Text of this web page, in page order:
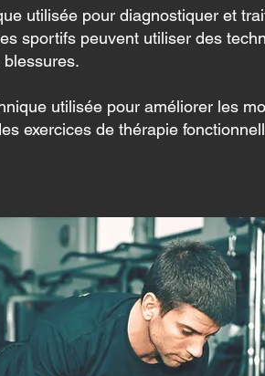
utilisée pour diagnostiquer et
sportifs peuvent utiliser des
utilisée pour améliorer les
exercices de thérapie